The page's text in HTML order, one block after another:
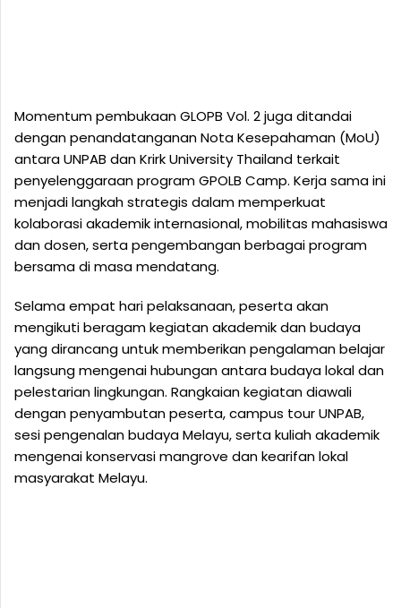
Momentum pembukaan GLOPB Vol. 2 juga ditandai
dengan penandatanganan Nota Kesepahaman (MoU)
antara UNPAB dan Krirk University Thailand terkait
penyelenggaraan program GPOLB Camp. Kerja sama ini
menjadi langkah strategis dalam memperkuat
kolaborasi akademik internasional, mobilitas mahasiswa
dan dosen, serta pengembangan berbagai program
bersama di masa mendatang.
Selama empat hari pelaksanaan, peserta akan
mengikuti beragam kegiatan akademik dan budaya
yang dirancang untuk memberikan pengalaman belajar
langsung mengenai hubungan antara budaya lokal dan
pelestarian lingkungan. Rangkaian kegiatan diawali
dengan penyambutan peserta, campus tour UNPAB,
sesi pengenalan budaya Melayu, serta kuliah akademik
mengenai konservasi mangrove dan kearifan lokal
masyarakat Melayu.